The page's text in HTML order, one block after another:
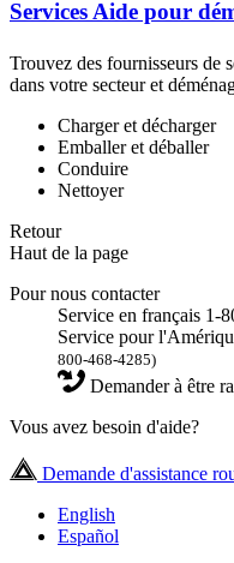
Services Aide pour
Trouvez des fournisseurs de
dans votre secteur et
Charger et décharger
Emballer et déballer
Conduire
Nettoyer
Retour
Haut de la page
Pour nous contacter
Service en français 1-
Service pour
800-468-4285)
Demander à être
Vous avez besoin d'aide?
Demande d'assistance
English
Español